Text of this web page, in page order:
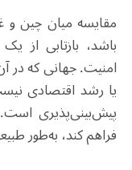
مقایسه میان چین و
باشد، بازتابی
امنیت. جهانی که در
یا رشد اقتصادی
پیش‌بینی‌پذیری
فراهم کند، به‌طور